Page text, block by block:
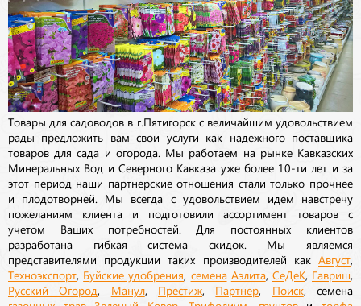
Товары для садоводов в г.Пятигорск с величайшим удовольствием
рады предложить вам свои услуги как надежного поставщика
товаров для сада и огорода. Мы работаем на рынке Кавказских
Минеральных Вод и Северного Кавказа уже более 10-ти лет и за
этот период наши партнерские отношения стали только прочнее
и плодотворней. Мы всегда с удовольствием идем навстречу
пожеланиям клиента и подготовили ассортимент товаров с
учетом Ваших потребностей. Для постоянных клиентов
разработана гибкая система скидок. Мы являемся
представителями продукции таких производителей как Август
Техноэкспорт Буйские удобрения семена Аэлита, СеДеК, Гавриш
Русский Огород Манул, Престиж Партнер Поиск, семена